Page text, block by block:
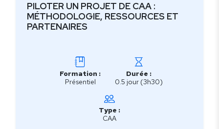
PILOTER UN PROJET DE CAA :
MÉTHODOLOGIE, RESSOURCES ET
PARTENAIRES
Formation :
Présentiel
Durée :
0.5 jour (3h30)
Type :
CAA